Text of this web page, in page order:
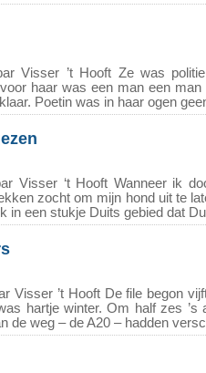
Visser ’t Hooft Ze was
haar was een man een
Poetin was in haar ogen
Visser ‘t Hooft Wanneer ik
zocht om mijn hond uit te
in een stukje Duits gebied dat
Visser ’t Hooft De file begon
hartje winter. Om half zes ’s
de weg – de A20 – hadden